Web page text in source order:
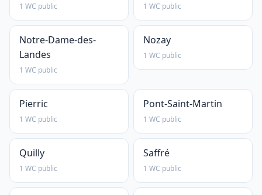
1 WC public 1 WC public
Notre-Dame-des-
Landes
1 WC public
Nozay
1 WC public
Pierric
1 WC public
Pont-Saint-Martin
1 WC public
Quilly
1 WC public
Saffré
1 WC public